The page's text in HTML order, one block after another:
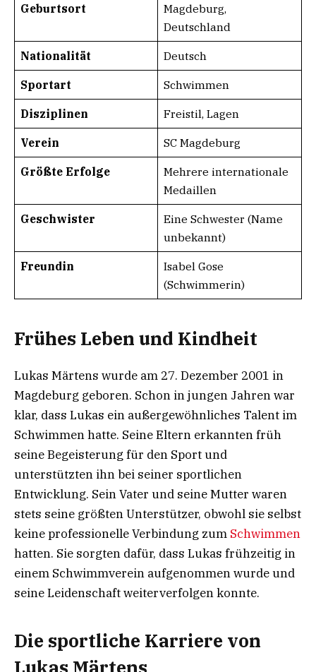
Geburtsort
Magdeburg,
Deutschland
Nationalität Deutsch
Sportart Schwimmen
Disziplinen Freistil, Lagen
Verein SC Magdeburg
Größte Erfolge
Mehrere internationale
Medaillen
Geschwister
Eine Schwester (Name
unbekannt)
Freundin
Isabel Gose
(Schwimmerin)
Frühes Leben und Kindheit
Lukas Märtens wurde am 27. Dezember 2001 in
Magdeburg geboren. Schon in jungen Jahren war
klar, dass Lukas ein außergewöhnliches Talent im
Schwimmen hatte. Seine Eltern erkannten früh
seine Begeisterung für den Sport und
unterstützten ihn bei seiner sportlichen
Entwicklung. Sein Vater und seine Mutter waren
stets seine größten Unterstützer, obwohl sie selbst
keine professionelle Verbindung zum Schwimmen
hatten. Sie sorgten dafür, dass Lukas frühzeitig in
einem Schwimmverein aufgenommen wurde und
seine Leidenschaft weiterverfolgen konnte.
Die sportliche Karriere von
Lukas Märtens